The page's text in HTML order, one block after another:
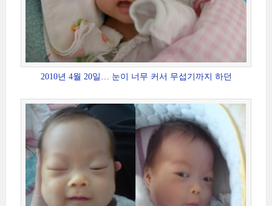
2010년 4월 20일… 눈이 너무 커서 무섭기까지 하던